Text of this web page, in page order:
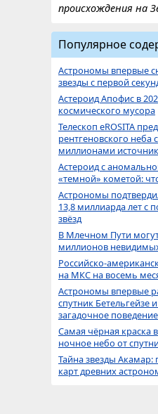
происхождения на
Популярное
Астрономы впервые
звезды с первой
Астероид Апофис в
космического мусора
Телескоп eROSITA
рентгеновского
миллионами
Астероид с
«темной» кометой:
Астрономы
13,8 миллиарда лет
звёзд
В Млечном Пути
миллионов
Российско-
на МКС на восемь
Астрономы впервые
спутник Бетельгейзе
загадочное поведение
Самая чёрная краска
ночное небо от
Тайна звезды Акамар:
карт древних